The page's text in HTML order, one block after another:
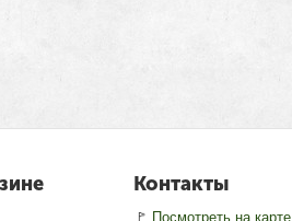
Контакты
🚩 Посмотреть на карте